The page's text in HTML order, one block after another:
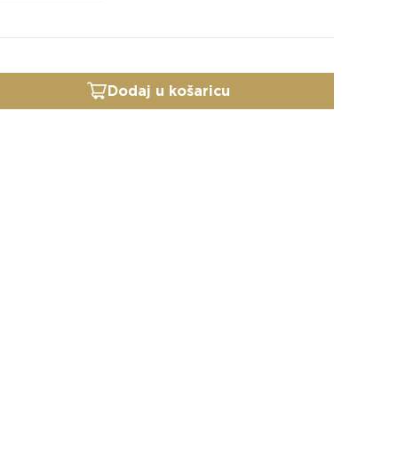
Dodaj u košaricu